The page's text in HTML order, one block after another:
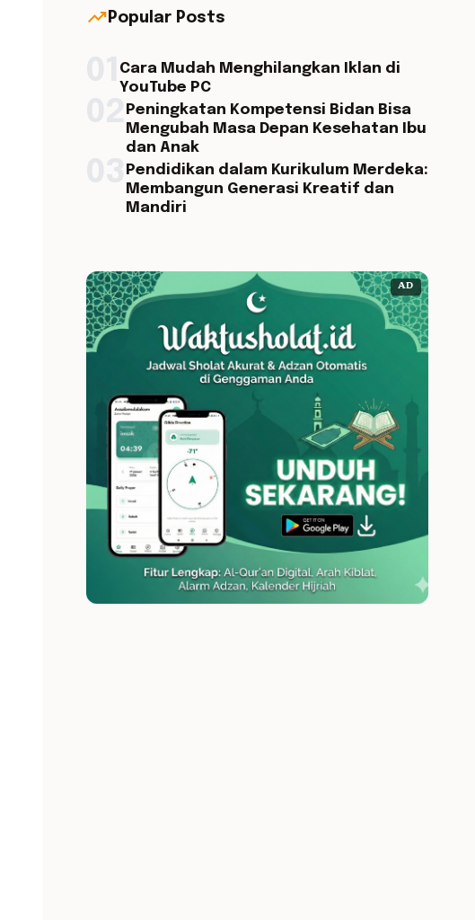
trending_up Popular Posts
Cara Mudah Menghilangkan Iklan di
YouTube PC
Peningkatan Kompetensi Bidan Bisa
Mengubah Masa Depan Kesehatan Ibu
dan Anak
Pendidikan dalam Kurikulum Merdeka:
Membangun Generasi Kreatif dan
Mandiri
AD